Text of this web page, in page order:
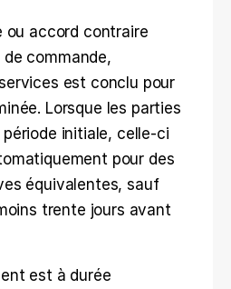
accord contraire
commande,
est conclu pour
Lorsque les parties
période initiale, celle-ci
pour des
équivalentes, sauf
trente jours avant
est à durée